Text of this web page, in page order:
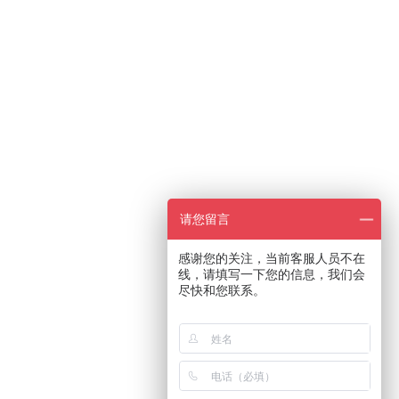
请您留言
感谢您的关注，当前客服人员不在
线，请填写一下您的信息，我们会
尽快和您联系。